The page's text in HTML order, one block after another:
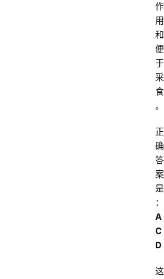
作
用
和
便
于
采
食
。
正
确
答
案
是
：
A
C
D
这